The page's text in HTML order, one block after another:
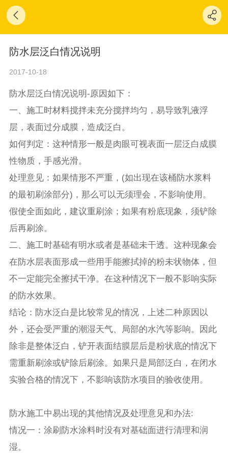
防水层泛白情况说明
2017-10-18
防水层泛白情况说明-原因如下：
一、施工时材料搅拌未充分搅拌均匀，易导致乳液浮
层，表面过分成膜，造成泛白。
如何判定：这种情形一般是肉眼可视表面一层泛白成膜
性物质，手感光滑。
处理意见：如果情形不严重，(如出现在该桶防水浆料
的最初刷涂部分)，那么可以无须理会，不影响使用。
假使全面如此，建议重刷涂；如果有粉底现象，须铲除
后再刷涂。
二、施工时基础有明水或者是基础未干透。这种现象会
在防水层表面形成一些用手能擦拭掉的粉未状物体，但
不一定能完全擦拭干净。在这种情况下一般不影响实际
的防水效果。
结论：防水泛白是比较常见的情况，上述二种原因以
外，还会受严重的潮湿天气、局部的水汽等影响。因此
除非是整体泛白，铲开表面结膜层后是粉状底的情况下
需重新刷涂或铲除后刷涂。如果只是局部泛白，在闭水
实验合格的情况下，不影响该防水项目的验收使用。
防水施工中易出现的其他情况及处理意见和办法:
情况一：涂刷防水涂料时没有对基础面进行清理和润
湿。